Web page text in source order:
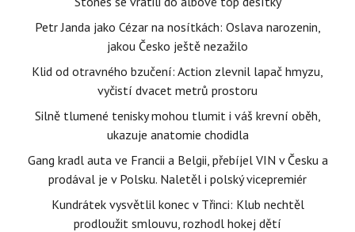
Petr Janda jako Cézar na nosítkách: Oslava narozenin,
jakou Česko ještě nezažilo
Klid od otravného bzučení: Action zlevnil lapač hmyzu,
vyčistí dvacet metrů prostoru
Silně tlumené tenisky mohou tlumit i váš krevní oběh,
ukazuje anatomie chodidla
Gang kradl auta ve Francii a Belgii, přebíjel VIN v Česku a
prodával je v Polsku. Naletěl i polský vicepremiér
Kundrátek vysvětlil konec v Třinci: Klub nechtěl
prodloužit smlouvu, rozhodl hokej dětí